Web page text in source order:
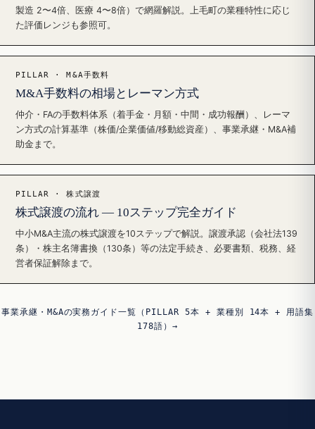
製造 2〜4倍、医療 4〜8倍）で網羅解説。上毛町の業種特性に応じ
た評価レンジも参照可。
PILLAR · M&A手数料
M&A手数料の相場とレーマン方式
仲介・FAの手数料体系（着手金・月額・中間・成功報酬）、レーマ
ン方式の計算基準（株価/企業価値/移動総資産）、事業承継・M&A補
助金まで。
PILLAR · 株式譲渡
株式譲渡の流れ — 10ステップ完全ガイド
中小M&A主流の株式譲渡を10ステップで解説。譲渡承認（会社法139
条）・株主名簿書換（130条）等の法定手続き、必要書類、税務、経
営者保証解除まで。
事業承継・M&Aの実務ガイド一覧（PILLAR 5本 + 業種別 14本 + 用語集
178語）→